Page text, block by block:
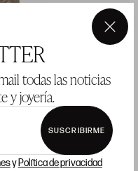
todas las noticias
y joyería.
SUSCRIBIRME
y Política de privacidad
×
(2003)